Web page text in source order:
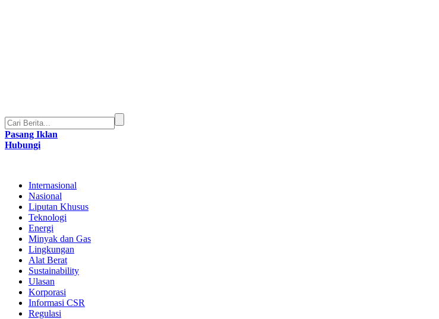
Pasang Iklan
Hubungi
Internasional
Nasional
Liputan Khusus
Teknologi
Energi
Minyak dan Gas
Lingkungan
Alat Berat
Sustainability
Ulasan
Korporasi
Informasi CSR
Regulasi